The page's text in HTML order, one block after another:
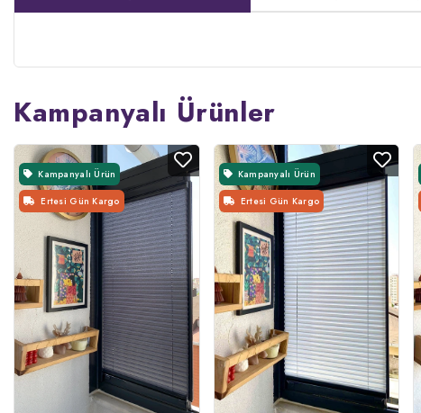
Kampanyalı Ürünler
Kampanyalı Ürün
Ertesi Gün Kargo
Kampanyalı Ürün
Ertesi Gün Kargo